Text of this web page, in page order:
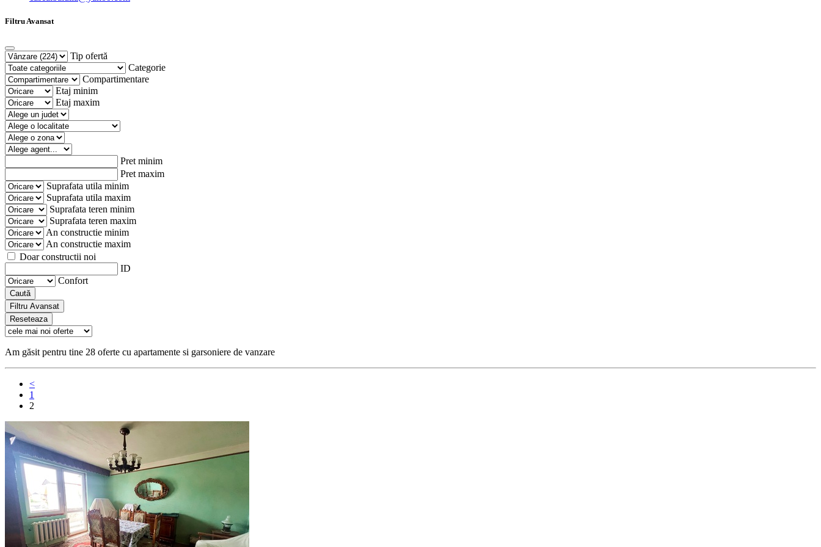
Filtru Avansat
Tip ofertă
Categorie
Compartimentare
Etaj minim
Etaj maxim
Pret minim
Pret maxim
Suprafata utila minim
Suprafata utila maxim
Suprafata teren minim
Suprafata teren maxim
An constructie minim
An constructie maxim
Doar constructii noi
ID
Confort
Caută
Filtru Avansat
Reseteaza
Am găsit pentru tine 28 oferte cu apartamente si garsoniere de vanzare
<
1
2